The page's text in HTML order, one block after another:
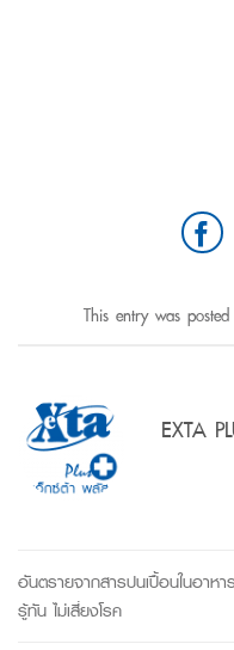
This entry was
EXTA
อันตรายจากสารปนเปื้อนในอาหาร
รู้ทัน ไม่เสี่ยงโรค